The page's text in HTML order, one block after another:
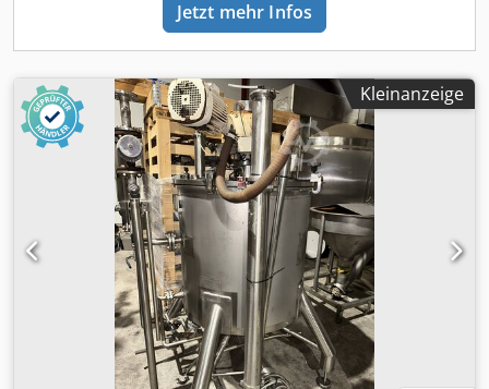
Jetzt mehr Infos
Kleinanzeige